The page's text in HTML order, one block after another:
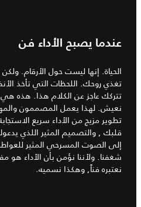
عندما يصبح الأداء فن
الحياة. إنها ليست حول الأرقام.
تغذي روحك. اللحظات التي تأخذ
تتركك عاجز عن الكلام هذا. هذه هي
نعيش. لهذا يعمل المصممون
تطوير مزيج من الأداء سريع
قلبك , والتصميم المثير اللذي
إلى الصوت المسرحي المثير
شغفنا. ولأننا نؤمن بأن الأداء هو
نعتبره فناً, وهكذا نسميه.